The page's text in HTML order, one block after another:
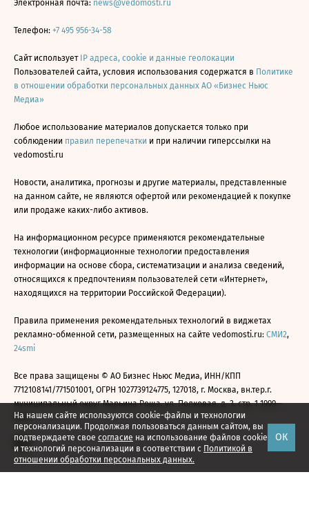
На нашем сайте используются cookie-файлы и технологии
персонализации. Продолжая пользоваться данным сайтом, вы
подтверждаете свое согласие на использование файлов cookie
и технологий персонализации в соответствии с Политикой в
отношении обработки персональных данных.
ОК
Электронная почта: news@vedomosti.ru
Телефон: +7 495 956-34-58
Сайт использует IP адреса, cookie и данные геолокации
Пользователей сайта, условия использования содержатся в Политике
в отношении обработки персональных данных АО «Бизнес Ньюс
Медиа»
Любое использование материалов допускается только при
соблюдении правил перепечатки и при наличии гиперссылки на
vedomosti.ru
Новости, аналитика, прогнозы и другие материалы, представленные
на данном сайте, не являются офертой или рекомендацией к покупке
или продаже каких-либо активов.
На информационном ресурсе применяются рекомендательные
технологии (информационные технологии предоставления
информации на основе сбора, систематизации и анализа сведений,
относящихся к предпочтениям пользователей сети «Интернет»,
находящихся на территории Российской Федерации).
Правила применения рекомендательных технологий в виджетах
рекламно-обменной сети, размещенных на сайте vedomosti.ru: СМИ2,
24smi
Все права защищены © АО Бизнес Ньюс Медиа, ИНН/КПП
7712108141/771501001, ОГРН 1027739124775, 127018, г. Москва, вн.тер.г.
муниципальный округ Марьина Роща, ул. Полковая, д. 3, стр. 1 1999—
2026